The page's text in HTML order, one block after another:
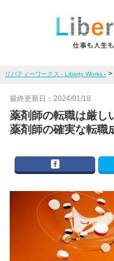
リバティーワークス - Liberty Works - >
最終更新日： 2024/01/18
薬剤師の転職は厳し
薬剤師の確実な転職